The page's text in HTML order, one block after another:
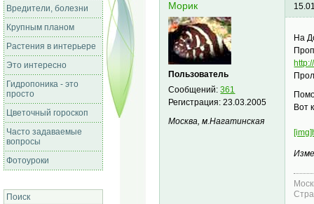
Вредители, болезни
Крупным планом
Растения в интерьере
Это интересно
Гидропоника - это
просто
Цветочный гороскоп
Часто задаваемые
вопросы
Фотоуроки
Поиск
Морик
Пользователь
Сообщений:361
Регистрация:23.03.2005
Москва, м.Нагатинская
На
Вот